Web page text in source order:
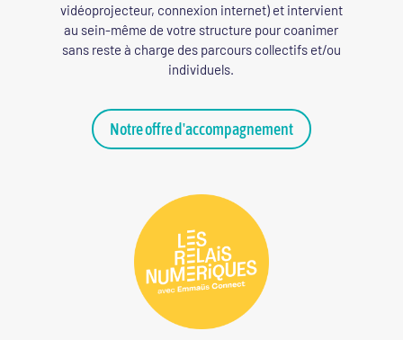
vidéoprojecteur, connexion internet) et intervient
au sein-même de votre structure pour coanimer
sans reste à charge des parcours collectifs et/ou
individuels.
Notre offre d'accompagnement